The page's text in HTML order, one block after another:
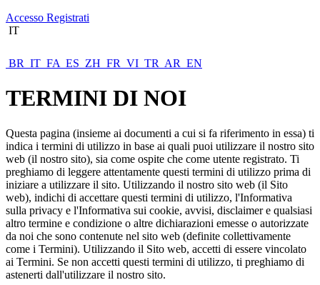
Accesso Registrati
IT
BR IT FA ES ZH FR VI TR AR EN
TERMINI DI NOI
Questa pagina (insieme ai documenti a cui si fa riferimento in essa) ti
indica i termini di utilizzo in base ai quali puoi utilizzare il nostro sito
web (il nostro sito), sia come ospite che come utente registrato. Ti
preghiamo di leggere attentamente questi termini di utilizzo prima di
iniziare a utilizzare il sito. Utilizzando il nostro sito web (il Sito
web), indichi di accettare questi termini di utilizzo, l'Informativa
sulla privacy e l'Informativa sui cookie, avvisi, disclaimer e qualsiasi
altro termine e condizione o altre dichiarazioni emesse o autorizzate
da noi che sono contenute nel sito web (definite collettivamente
come i Termini). Utilizzando il Sito web, accetti di essere vincolato
ai Termini. Se non accetti questi termini di utilizzo, ti preghiamo di
astenerti dall'utilizzare il nostro sito.